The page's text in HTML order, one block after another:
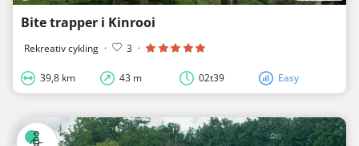
Bite trapper i Kinrooi
Rekreativ cykling · 3 ·
39,8 km 43 m 02t39 Easy